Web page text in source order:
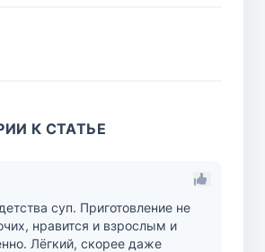
К СТАТЬЕ
суп. Приготовление не
нравится и взрослым и
Лёгкий, скорее даже